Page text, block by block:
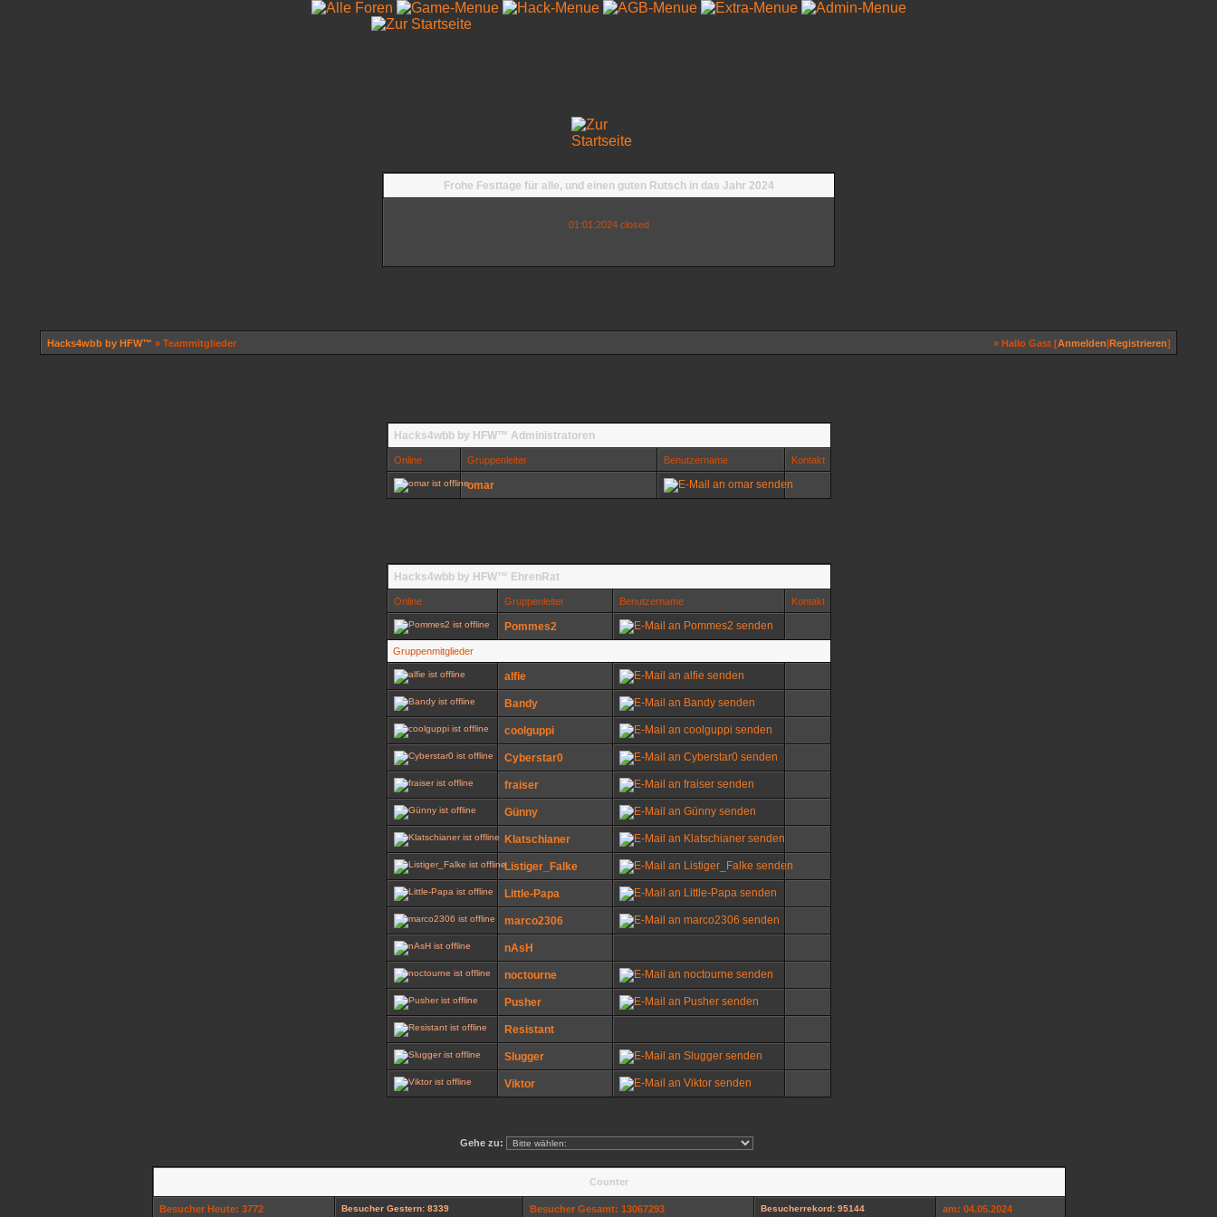
Frohe Festtage für alle, und einen guten Rutsch in das Jahr 2024
01:01:2024 closed
Hacks4wbb by HFW™ » Teammitglieder » Hallo Gast [Anmelden|Registrieren]
Hacks4wbb by HFW™ Administratoren
Online Gruppenleiter Benutzername Kontakt
omar
Hacks4wbb by HFW™ EhrenRat
Online Gruppenleiter Benutzername Kontakt
Pommes2
Gruppenmitglieder
alfie
Bandy
coolguppi
Cyberstar0
fraiser
Günny
Klatschianer
Listiger_Falke
Little-Papa
marco2306
nAsH
noctourne
Pusher
Resistant
Slugger
Viktor
Gehe zu:
Counter
Besucher Heute: 3772 Besucher Gestern: 8339 Besucher Gesamt: 13067293 Besucherrekord: 95144 am: 04.05.2024